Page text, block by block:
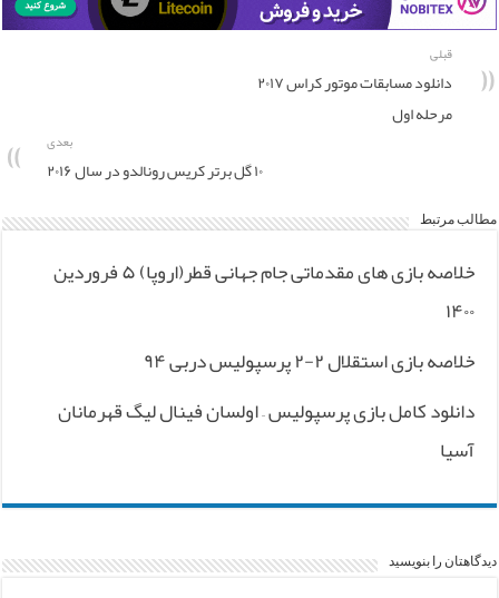
قبلی
دانلود مسابقات موتور کراس ۲۰۱۷
مرحله اول
بعدی
۱۰ گل برتر کریس رونالدو در سال ۲۰۱۶
مطالب مرتبط
خلاصه بازی های مقدماتی جام جهانی قطر(اروپا) ۵ فروردین
۱۴۰۰
خلاصه بازی استقلال ۲-۲ پرسپولیس دربی ۹۴
دانلود کامل بازی پرسپولیس – اولسان فینال لیگ قهرمانان
آسیا
دیدگاهتان را بنویسید